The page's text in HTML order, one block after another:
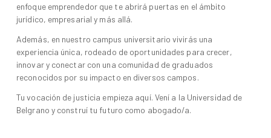
enfoque emprendedor que te abrirá puertas en el ámbito
jurídico, empresarial y más allá.
Además, en nuestro campus universitario vivirás una
experiencia única, rodeado de oportunidades para crecer,
innovar y conectar con una comunidad de graduados
reconocidos por su impacto en diversos campos.
Tu vocación de justicia empieza aquí. Vení a la Universidad de
Belgrano y construí tu futuro como abogado/a.